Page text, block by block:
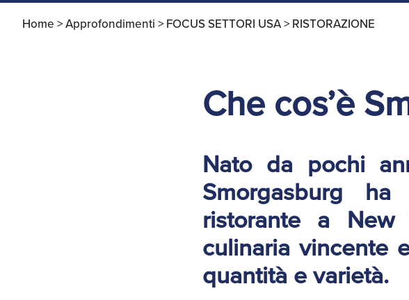
Home >Approfondimenti > FOCUS SETTORI USA > RISTORAZIONE
Che cos’è
Nato da pochi
Smorgasburg
ristorante a New
culinaria vincente
quantità e varietà.